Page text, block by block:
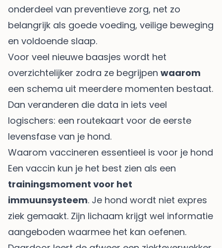
onderdeel van preventieve zorg, net zo
belangrijk als goede voeding, veilige beweging
en voldoende slaap.
Voor veel nieuwe baasjes wordt het
overzichtelijker zodra ze begrijpen waarom
een schema uit meerdere momenten bestaat.
Dan veranderen die data in iets veel
logischers: een routekaart voor de eerste
levensfase van je hond.
Waarom vaccineren essentieel is voor je hond
Een vaccin kun je het best zien als een
trainingsmoment voor het
immuunsysteem. Je hond wordt niet expres
ziek gemaakt. Zijn lichaam krijgt wel informatie
aangeboden waarmee het kan oefenen.